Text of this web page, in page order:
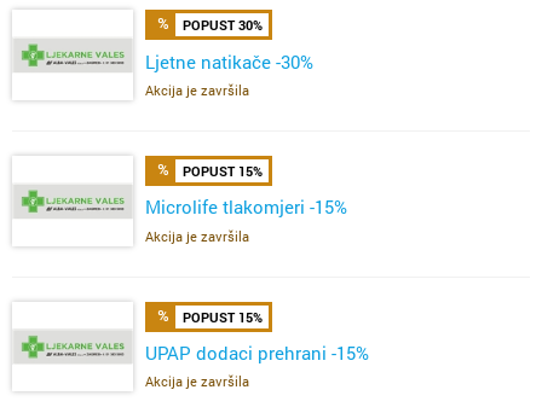
POPUST 30%
Ljetne natikače -30%
Akcija je završila
POPUST 15%
Microlife tlakomjeri -15%
Akcija je završila
POPUST 15%
UPAP dodaci prehrani -15%
Akcija je završila